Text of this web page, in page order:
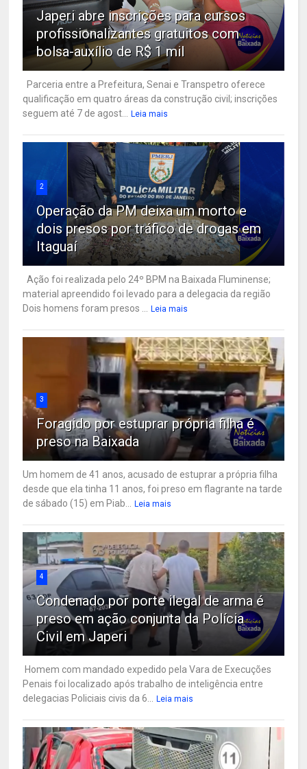
Japeri abre inscrições para cursos
profissionalizantes gratuitos com
bolsa-auxílio de R$ 1 mil
Parceria entre a Prefeitura, Senai e Transpetro oferece
qualificação em quatro áreas da construção civil; inscrições
seguem até 7 de agost... Leia mais
2
Operação da PM deixa um morto e
dois presos por tráfico de drogas em
Itaguaí
Ação foi realizada pelo 24º BPM na Baixada Fluminense;
material apreendido foi levado para a delegacia da região
Dois homens foram presos ... Leia mais
3
Foragido por estuprar própria filha é
preso na Baixada
Um homem de 41 anos, acusado de estuprar a própria filha
desde que ela tinha 11 anos, foi preso em flagrante na tarde
de sábado (15) em Piab... Leia mais
4
Condenado por porte ilegal de arma é
preso em ação conjunta da Polícia
Civil em Japeri
Homem com mandado expedido pela Vara de Execuções
Penais foi localizado após trabalho de inteligência entre
delegacias Policiais civis da 6... Leia mais